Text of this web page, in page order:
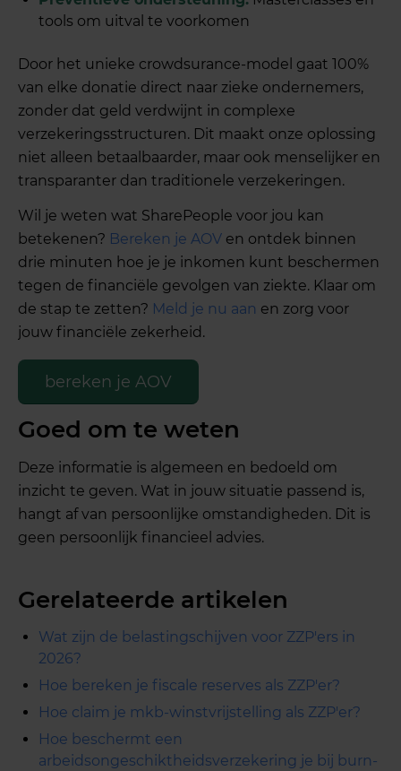
tools om uitval te voorkomen
Door het unieke crowdsurance-model gaat 100%
van elke donatie direct naar zieke ondernemers,
zonder dat geld verdwijnt in complexe
verzekeringsstructuren. Dit maakt onze oplossing
niet alleen betaalbaarder, maar ook menselijker en
transparanter dan traditionele verzekeringen.
Wil je weten wat SharePeople voor jou kan
betekenen? Bereken je AOV en ontdek binnen
drie minuten hoe je je inkomen kunt beschermen
tegen de financiële gevolgen van ziekte. Klaar om
de stap te zetten? Meld je nu aan en zorg voor
jouw financiële zekerheid.
bereken je AOV
Goed om te weten
Deze informatie is algemeen en bedoeld om
inzicht te geven. Wat in jouw situatie passend is,
hangt af van persoonlijke omstandigheden. Dit is
geen persoonlijk financieel advies.
Gerelateerde artikelen
Wat zijn de belastingschijven voor ZZP'ers in
2026?
Hoe bereken je fiscale reserves als ZZP'er?
Hoe claim je mkb-winstvrijstelling als ZZP'er?
Hoe beschermt een
arbeidsongeschiktheidsverzekering je bij burn-